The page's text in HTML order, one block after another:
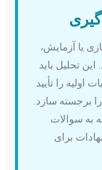
یا آزمایش،
تحلیل باید
را تأیید
برجسته سازد.
به سوالات
برای